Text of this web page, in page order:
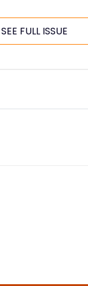
SEE FULL ISSUE